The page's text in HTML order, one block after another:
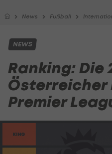
News Fußball
NEWS
Ranking: Die
Österreicher
Premier